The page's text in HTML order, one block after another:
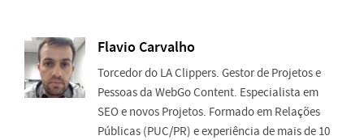
Flavio Carvalho
Torcedor do LA Clippers. Gestor de Projetos e
Pessoas da WebGo Content. Especialista em
SEO e novos Projetos. Formado em Relações
Públicas (PUC/PR) e experiência de mais de 10